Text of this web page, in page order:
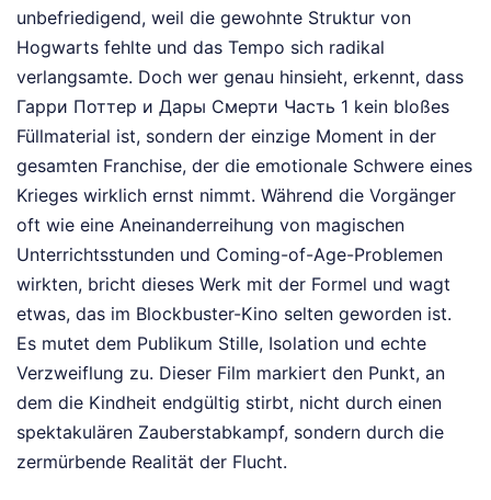
unbefriedigend, weil die gewohnte Struktur von
Hogwarts fehlte und das Tempo sich radikal
verlangsamte. Doch wer genau hinsieht, erkennt, dass
Гарри Поттер и Дары Смерти Часть 1 kein bloßes
Füllmaterial ist, sondern der einzige Moment in der
gesamten Franchise, der die emotionale Schwere eines
Krieges wirklich ernst nimmt. Während die Vorgänger
oft wie eine Aneinanderreihung von magischen
Unterrichtsstunden und Coming-of-Age-Problemen
wirkten, bricht dieses Werk mit der Formel und wagt
etwas, das im Blockbuster-Kino selten geworden ist.
Es mutet dem Publikum Stille, Isolation und echte
Verzweiflung zu. Dieser Film markiert den Punkt, an
dem die Kindheit endgültig stirbt, nicht durch einen
spektakulären Zauberstabkampf, sondern durch die
zermürbende Realität der Flucht.